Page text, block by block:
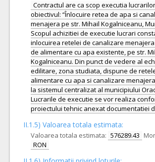
Contractul are ca scop executia
obiectivul: “Înlocuire retea de apa si
menajera pe str. Mihail Kogalniceanu,
Scopul achizitiei de executie lucrari
inlocuirea retelei de canalizare
de alimentare cu apa existente, pe str.
Kogalniceanu. Din punct de vedere al
edilitare, zona studiata, dispune de
alimentare cu apa si canalizare
la sistemul centralizat al municipiului
Lucrarile de executie se vor realiza
proiectului tehnic anexat documentatiei
II.1.5) Valoarea totala estimata:
Valoarea totala estimata: 576289.43
RON